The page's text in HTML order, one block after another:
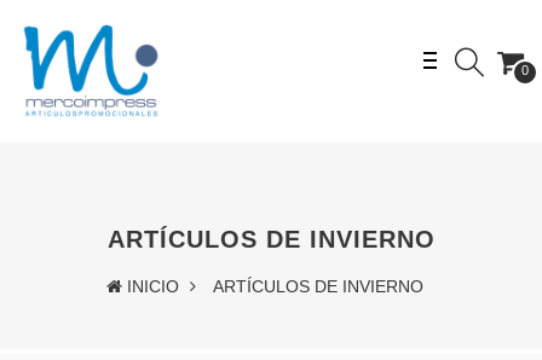
0
ARTÍCULOS DE INVIERNO
INICIO ARTÍCULOS DE INVIERNO